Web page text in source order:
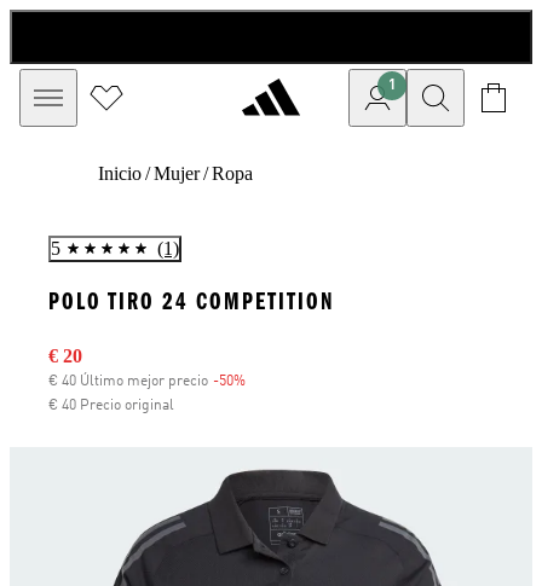
1
Inicio/Mujer/Ropa
5 (1)
POLO TIRO 24 COMPETITION
Precio rebajado
€ 20
€ 40 Último mejor precio -50%
€ 40 Precio original